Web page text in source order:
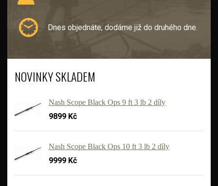
Dnes objednáte, dodáme již do druhého dne.
NOVINKY SKLADEM
Nash Scope Black Ops 9 ft 3 lb 2 díly
9899 Kč
Nash Scope Black Ops 10 ft 3 lb 2 díly
9999 Kč